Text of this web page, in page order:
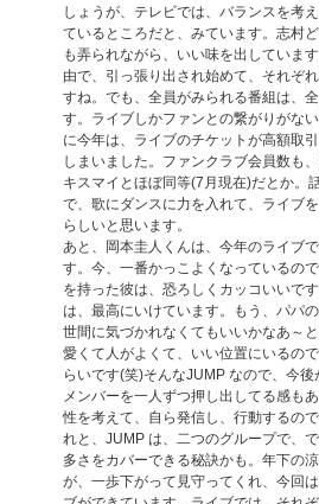
しょうが、テレビでは、バランスを考
ているところだと、みています。志村
も弄られながら、いい味を出していま
由で、引っ張り出され始めて、それぞ
すね。でも、全員がみられる番組は、
す。ライブしかファンとの繋がりがな
に今年は、ライブのチケットが高額取
しまいました。ファンクラブ会員数も
キスマイとほぼ同等(7月現在)だとか。
で、歌にダンスに力を入れて、ライブ
らしいと思います。
あと、岡本圭人くんは、今年のライブ
す。今、一番かっこよくなっているの
を持った彼は、恐ろしくカッコいいで
は、最高にいけています。もう、パパ
世間に気づかれなくてもいいかなあ～
愛くて人がよくて、いい位置にいるの
らいです(笑)そんなJUMP なので、今
メンバーを一人ずつ押し出してる感も
性を考えて、自ら発信し、行動するの
れと、JUMP は、二つのグループで、
多さをカバーできる秘訣かも。年下の
が、一歩下がって見守ってくれ、今回